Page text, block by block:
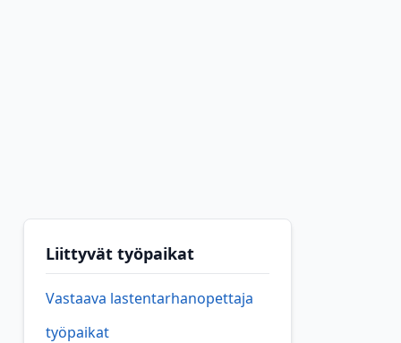
Liittyvät työpaikat
Vastaava lastentarhanopettaja
työpaikat